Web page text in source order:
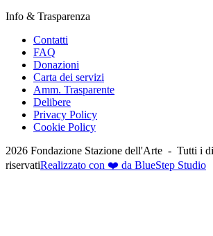
Info & Trasparenza
Contatti
FAQ
Donazioni
Carta dei servizi
Amm. Trasparente
Delibere
Privacy Policy
Cookie Policy
2026 Fondazione Stazione dell'Arte - Tutti i
riservatiRealizzato con ❤️ da BlueStep Studio